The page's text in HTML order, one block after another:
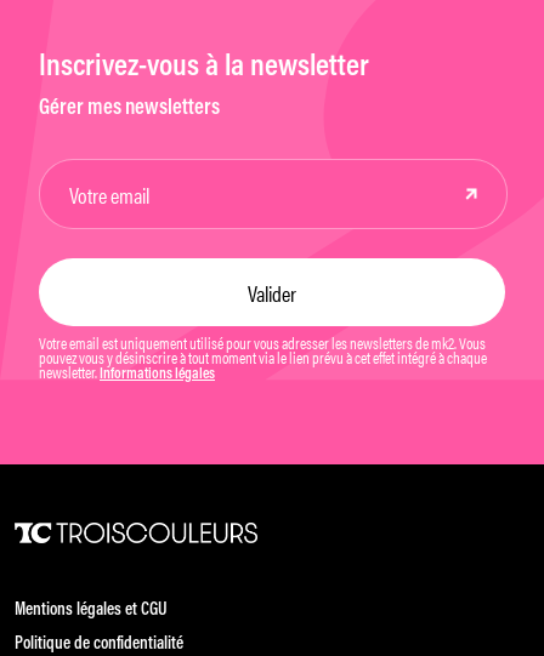
Inscrivez-vous à la newsletter
Gérer mes newsletters
Votre email est uniquement utilisé pour vous adresser les newsletters de mk2. Vous
pouvez vous y désinscrire à tout moment via le lien prévu à cet effet intégré à chaque
newsletter. Informations légales
Mentions légales et CGU
Politique de confidentialité